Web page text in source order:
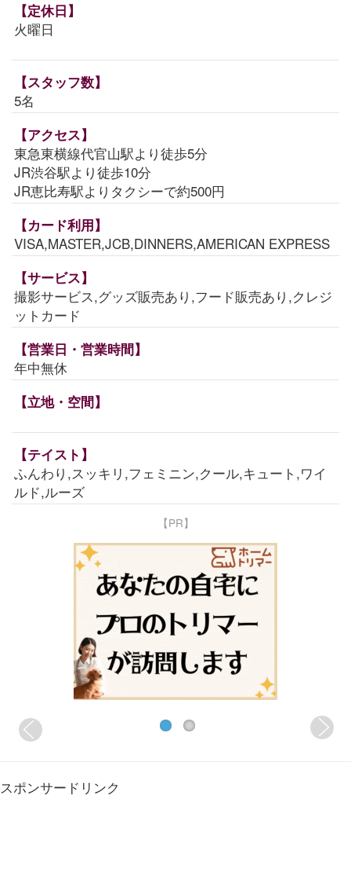
【定休日】
火曜日
【スタッフ数】
5名
【アクセス】
東急東横線代官山駅より徒歩5分
JR渋谷駅より徒歩10分
JR恵比寿駅よりタクシーで約500円
【カード利用】
VISA,MASTER,JCB,DINNERS,AMERICAN EXPRESS
【サービス】
撮影サービス,グッズ販売あり,フード販売あり,クレジ
ットカード
【営業日・営業時間】
年中無休
【立地・空間】
【テイスト】
ふんわり,スッキリ,フェミニン,クール,キュート,ワイ
ルド,ルーズ
【PR】
スポンサードリンク